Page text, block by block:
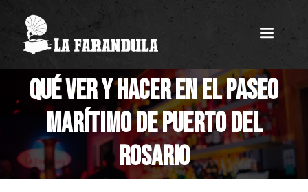
Saltar
contenido
QUÉ VER Y HACER EN EL PASEO
MARÍTIMO DE PUERTO DEL
ROSARIO